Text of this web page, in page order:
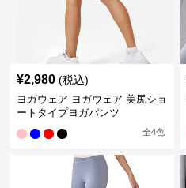
¥2,980 (税込)
ヨガウェア ヨガウェア 美尻ショ
ートタイプヨガパンツ
全4色